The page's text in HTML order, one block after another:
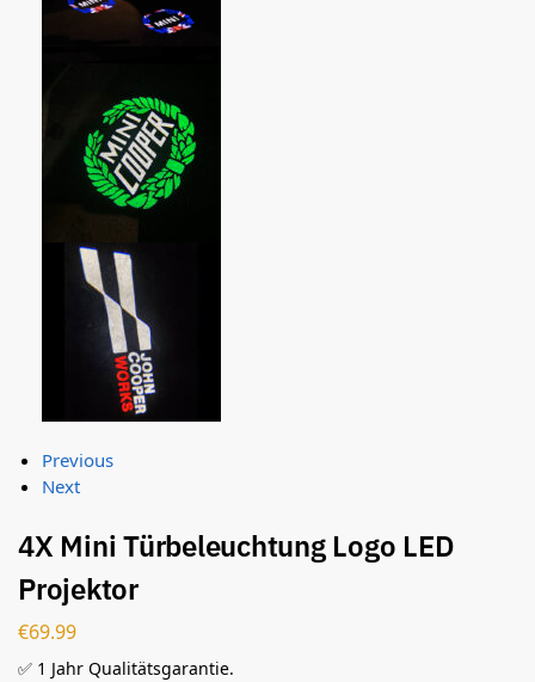
Previous
Next
4X Mini Türbeleuchtung Logo LED
Projektor
€69.99
✅ 1 Jahr Qualitätsgarantie.